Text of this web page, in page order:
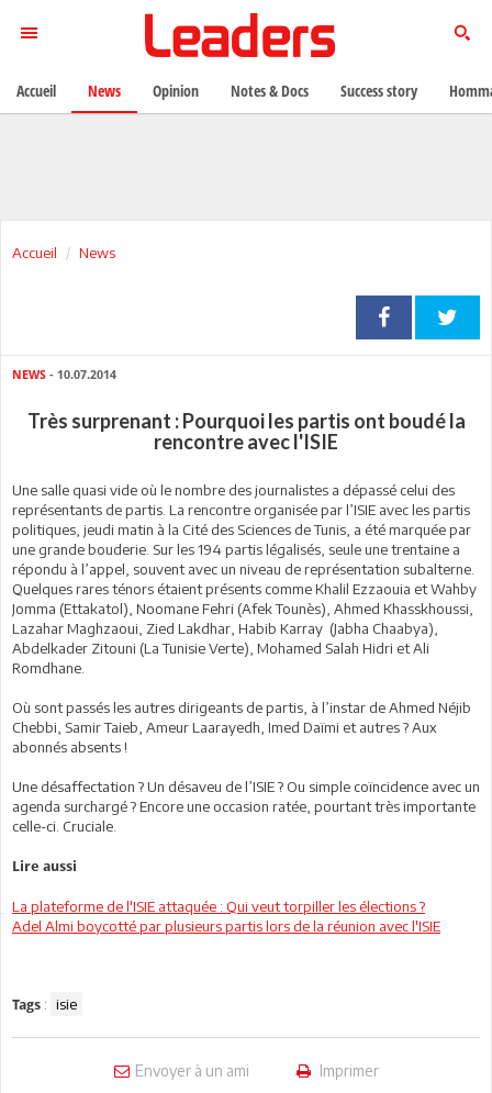
Accueil News
NEWS - 10.07.2014
Très surprenant : Pourquoi les partis ont boudé la
rencontre avec l'ISIE
Une salle quasi vide où le nombre des journalistes a dépassé celui des
représentants de partis. La rencontre organisée par l’ISIE avec les partis
politiques, jeudi matin à la Cité des Sciences de Tunis, a été marquée par
une grande bouderie. Sur les 194 partis légalisés, seule une trentaine a
répondu à l’appel, souvent avec un niveau de représentation subalterne.
Quelques rares ténors étaient présents comme Khalil Ezzaouia et Wahby
Jomma (Ettakatol), Noomane Fehri (Afek Tounès), Ahmed Khasskhoussi,
Lazahar Maghzaoui, Zied Lakdhar, Habib Karray (Jabha Chaabya),
Abdelkader Zitouni (La Tunisie Verte), Mohamed Salah Hidri et Ali
Romdhane.
Où sont passés les autres dirigeants de partis, à l’instar de Ahmed Néjib
Chebbi, Samir Taieb, Ameur Laarayedh, Imed Daïmi et autres ? Aux
abonnés absents !
Une désaffectation ? Un désaveu de l’ISIE ? Ou simple coïncidence avec un
agenda surchargé ? Encore une occasion ratée, pourtant très importante
celle-ci. Cruciale.
Lire aussi
La plateforme de l'ISIE attaquée : Qui veut torpiller les élections ?
Adel Almi boycotté par plusieurs partis lors de la réunion avec l'ISIE
Tags : isie
Envoyer à un ami Imprimer
Accueil News Opinion Notes & Docs Success story